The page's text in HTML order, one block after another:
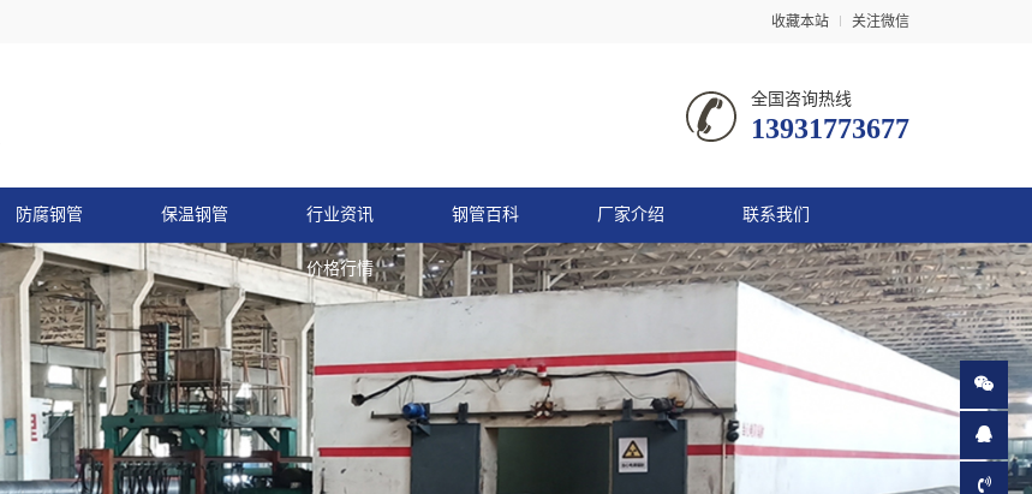
收藏本站 关注微信
全国咨询热线
13931773677
防腐钢管 保温钢管 行业资讯
价格行情
钢管百科 厂家介绍 联系我们